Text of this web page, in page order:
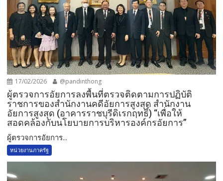
17/02/2026 @pandinthong
ผู้ตรวจการอัยการลงพื้นที่ตรวจติดตามการปฏิบัติ
ราชการของสำนักงานคดีอัยการสูงสุด สำนักงาน
อัยการสูงสุด (อาคารราชบุรีดิเรกฤทธิ์) “เพื่อให้
สอดคล้องกับนโยบายการบริหารองค์กรอัยการ”
ผู้ตรวจการอัยการ...
หน่วยงานภาครัฐ